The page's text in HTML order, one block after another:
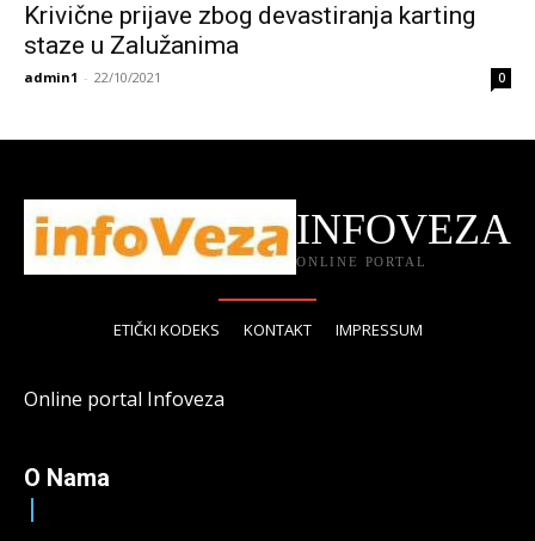
Krivične prijave zbog devastiranja karting
staze u Zalužanima
admin1 - 22/10/2021 0
INFOVEZA
ONLINE PORTAL
ETIČKI KODEKS KONTAKT IMPRESSUM
Online portal Infoveza
O Nama